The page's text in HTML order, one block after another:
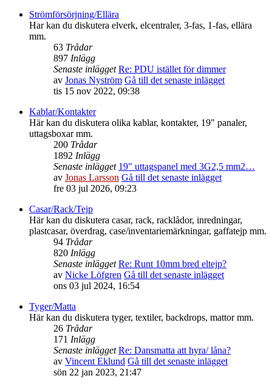
Strömförsörjning/Ellära
Har kan du diskutera elverk, elcentraler, 3-fas, 1-fas, ellära
mm.
63 Trådar
897 Inlägg
Senaste inlägget Re: PDU istället för dimmer
av Jonas Nyström Gå till det senaste inlägget
tis 15 nov 2022, 09:38
Kablar/Kontakter
Här kan du diskutera olika kablar, kontakter, 19" panaler,
uttagsboxar mm.
200 Trådar
1892 Inlägg
Senaste inlägget 19" uttagspanel med 3G2,5 mm2…
av Jonas Larsson Gå till det senaste inlägget
fre 03 jul 2026, 09:23
Casar/Rack/Tejp
Här kan du diskutera casar, rack, racklådor, inredningar,
plastcasar, överdrag, case/inventariemärkningar, gaffatejp mm.
94 Trådar
820 Inlägg
Senaste inlägget Re: Runt 10mm bred eltejp?
av Nicke Löfgren Gå till det senaste inlägget
ons 03 jul 2024, 16:54
Tyger/Matta
Här kan du diskutera tyger, textiler, backdrops, mattor mm.
26 Trådar
171 Inlägg
Senaste inlägget Re: Dansmatta att hyra/ låna?
av Vincent Eklund Gå till det senaste inlägget
sön 22 jan 2023, 21:47